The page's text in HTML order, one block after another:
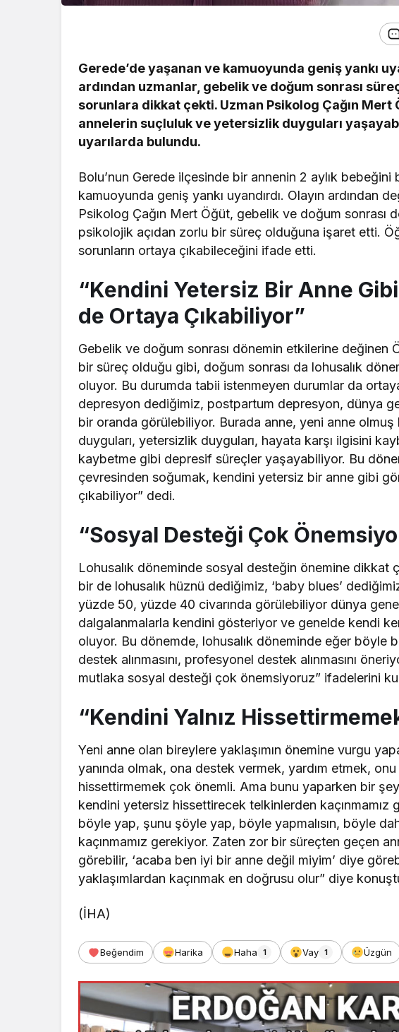
Gerede’de yaşanan ve kamuoyunda geniş yankı
ardından uzmanlar, gebelik ve doğum sonrası
sorunlara dikkat çekti. Uzman Psikolog Çağın Mert
annelerin suçluluk ve yetersizlik duyguları
uyarılarda bulundu.
Bolu’nun Gerede ilçesinde bir annenin 2 aylık bebeğini
kamuoyunda geniş yankı uyandırdı. Olayın ardından
Psikolog Çağın Mert Öğüt, gebelik ve doğum sonrası
psikolojik açıdan zorlu bir süreç olduğuna işaret etti.
sorunların ortaya çıkabileceğini ifade etti.
“Kendini Yetersiz Bir Anne
de Ortaya Çıkabiliyor”
Gebelik ve doğum sonrası dönemin etkilerine değinen
bir süreç olduğu gibi, doğum sonrası da lohusalık
oluyor. Bu durumda tabii istenmeyen durumlar da
depresyon dediğimiz, postpartum depresyon, dünya
bir oranda görülebiliyor. Burada anne, yeni anne
duyguları, yetersizlik duyguları, hayata karşı ilgisini
kaybetme gibi depresif süreçler yaşayabiliyor. Bu
çevresinden soğumak, kendini yetersiz bir anne gibi
çıkabiliyor” dedi.
“Sosyal Desteği Çok
Lohusalık döneminde sosyal desteğin önemine dikkat
bir de lohusalık hüznü dediğimiz, ‘baby blues’
yüzde 50, yüzde 40 civarında görülebiliyor dünya
dalgalanmalarla kendini gösteriyor ve genelde kendi
oluyor. Bu dönemde, lohusalık döneminde eğer böyle
destek alınmasını, profesyonel destek alınmasını
mutlaka sosyal desteği çok önemsiyoruz” ifadelerini
“Kendini Yalnız
Yeni anne olan bireylere yaklaşımın önemine vurgu
yanında olmak, ona destek vermek, yardım etmek,
hissettirmemek çok önemli. Ama bunu yaparken bir
kendini yetersiz hissettirecek telkinlerden kaçınmamız
böyle yap, şunu şöyle yap, böyle yapmalısın, böyle
kaçınmamız gerekiyor. Zaten zor bir süreçten geçen
görebilir, ‘acaba ben iyi bir anne değil miyim’ diye
yaklaşımlardan kaçınmak en doğrusu olur” diye
(İHA)
Beğendim Harika Haha 1 Vay 1 Üzgün